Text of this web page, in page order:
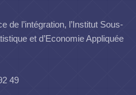
de l’intégration, l’Institut Sous-
et d’Economie Appliquée
49